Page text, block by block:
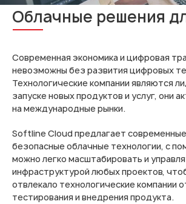
Облачные решения
Современная экономика и цифровая
невозможны без развития цифровых
Технологические компании являются
запуске новых продуктов и услуг, они
на международные рынки.
Softline Cloud предлагает
безопасные облачные технологии, с
можно легко масштабировать и
инфраструктурой любых проектов,
отвлекало технологические компании
тестирования и внедрения продукта.